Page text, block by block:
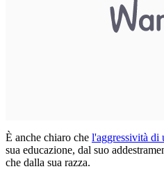
È anche chiaro che l'aggressività di
sua educazione, dal suo
che dalla sua razza.